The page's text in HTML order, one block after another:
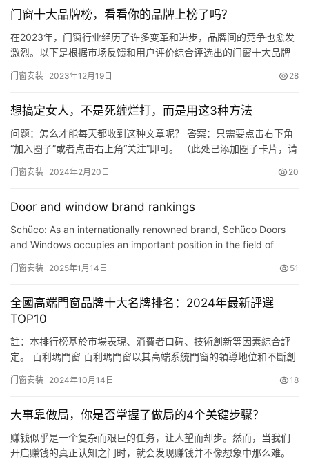
门窗十大品牌榜，看看你的品牌上榜了吗？
在2023年，门窗行业经历了许多变革和进步，品牌间的竞争也愈发
激烈。以下是根据市场反馈和用户评价综合评选出的门窗十大品牌
和卓越的品质赢得了广大消费者的信赖。其产品在设计、性能和品
（品牌指数：9.7） 皇派门窗作为国内知名品牌，以…
门窗安装 2023年12月19日 28
想搞定女人，不是死缠烂打，而是用这3种方法
问题：怎么才能每天都收到这种文章呢？ 答案：只需要点击右下角
“加入圈子”或者点击右上角“关注”即可。 （此处已添加圈子卡片，请
跟收获会成反比，只因女人认为死缠烂打强行送上门的感情，不是
一、用扬长避短的方式吸引女人 女人喜欢男人哪些长处，你需…
门窗安装 2024年2月20日 20
Door and window brand rankings
Schüco: As an internationally renowned brand, Schüco Doors
and Windows occupies an important position in the field of
craftsm…
门窗安装 2025年1月14日 51
全國高端門窗品牌十大名牌排名：2024年最新評選
TOP10
註：本排行榜基於市場表現、消費者口碑、技術創新等因素綜合評
定。 百利瑪門窗 百利瑪門窗以其高端系統門窗的領導地位和不斷創
域的探索與實踐，確立瞭其在門窗美學領域的典范地位。 新豪軒門
決方案的能力，牢牢占據市場前列。品牌通過其卓越的設計和可靠
的質…
门窗安装 2024年10月14日 18
大事靠做局，你是否掌握了做局的4个关键步骤？
赚钱似乎是一个复杂而艰巨的任务，让人望而却步。然而，当我们
开启赚钱的真正认知之门时，就会发现赚钱并不像想象中那么难。